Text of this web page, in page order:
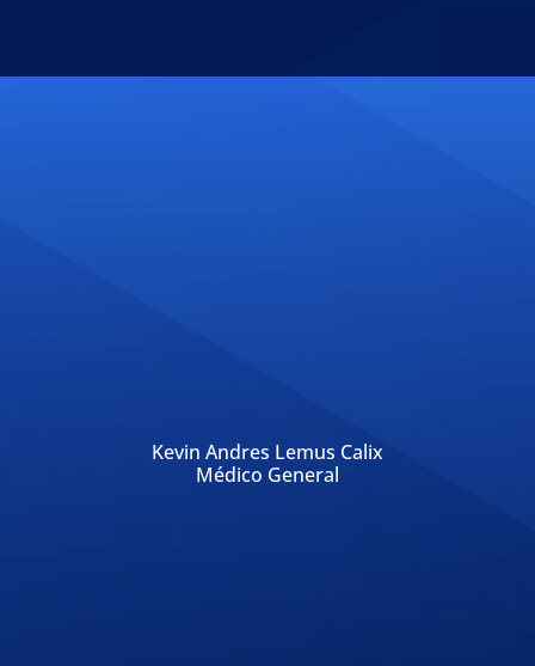
Kevin Andres Lemus Calix
Médico General